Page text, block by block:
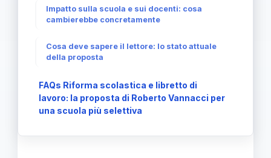
Impatto sulla scuola e sui docenti: cosa
cambierebbe concretamente
Cosa deve sapere il lettore: lo stato attuale
della proposta
FAQs Riforma scolastica e libretto di
lavoro: la proposta di Roberto Vannacci per
una scuola più selettiva